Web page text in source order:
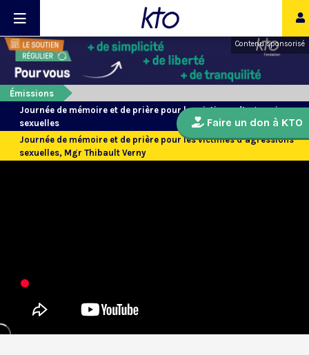
Contenu sponsorisé
Émissions
Journée de mémoire et de prière pour les victimes d’agressions
sexuelles
Journée de mémoire et de prière pour les victimes d’agressions
sexuelles, Mgr Thibault Verny
Faire un don à KTO